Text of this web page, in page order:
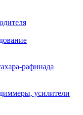
рафинада
усилители